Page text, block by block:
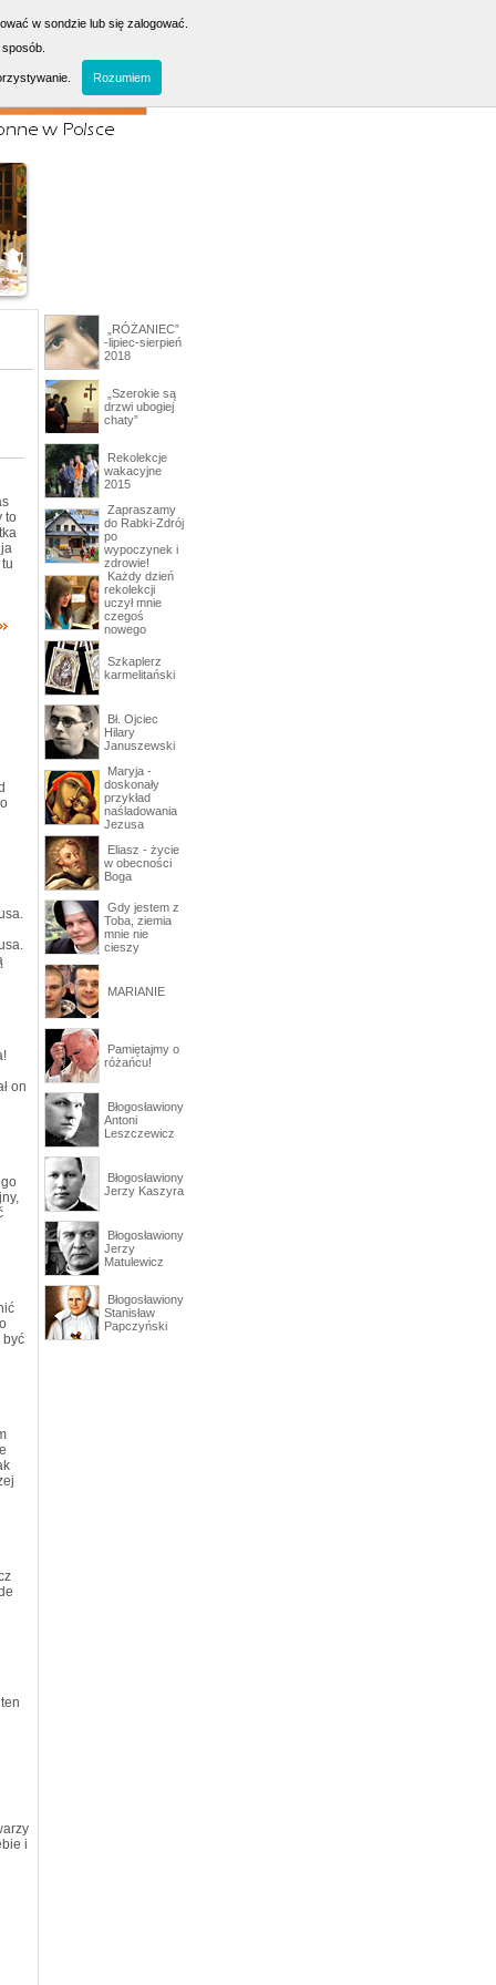
to
on
być
i
„RÓŻANIEC”
-lipiec-sierpień
2018
„Szerokie są
drzwi ubogiej
chaty”
Rekolekcje
wakacyjne
2015
Zapraszamy
do Rabki-Zdrój
po
wypoczynek i
zdrowie!
Każdy dzień
rekolekcji
uczył mnie
czegoś
nowego
Szkaplerz
karmelitański
Bł. Ojciec
Hilary
Januszewski
Maryja -
doskonały
przykład
naśladowania
Jezusa
Eliasz - życie
w obecności
Boga
Gdy jestem z
Toba, ziemia
mnie nie
cieszy
MARIANIE
Pamiętajmy o
różańcu!
Błogosławiony
Antoni
Leszczewicz
Błogosławiony
Jerzy Kaszyra
Błogosławiony
Jerzy
Matulewicz
Błogosławiony
Stanisław
Papczyński
w sondzie lub się zalogować.
Rozumiem